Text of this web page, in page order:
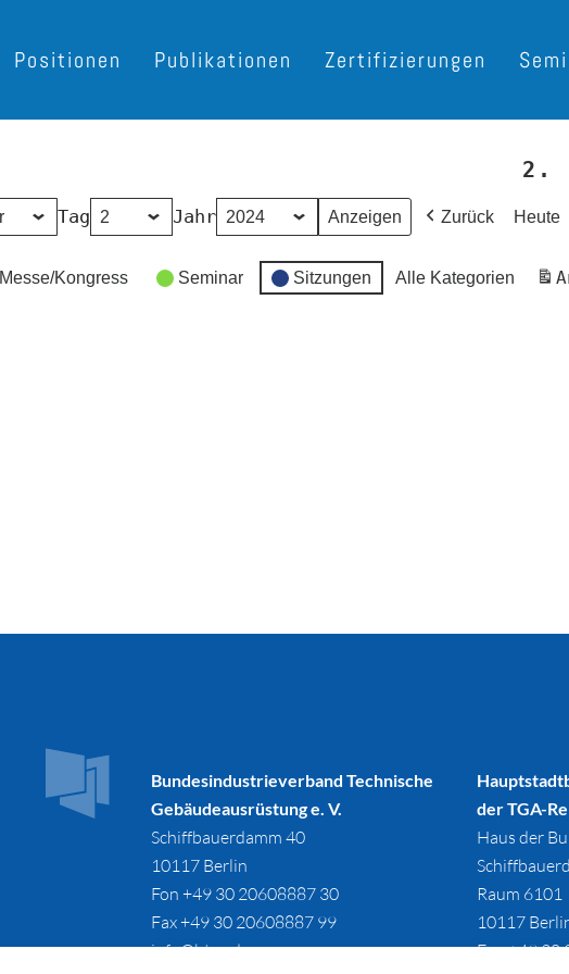
Positionen Publikationen Zertifizierungen
2.
Tag Jahr Zurück Heute
Messe/Kongress Seminar Sitzungen Alle Kategorien
Bundesindustrieverband Technische
Gebäudeausrüstung e. V.
Schiffbauerdamm 40
10117 Berlin
Fon +49 30 20608887 30
Fax +49 30 20608887 99
info@btga.de
der TGA-
Haus der
Raum 6101
10117
Fon +49 30